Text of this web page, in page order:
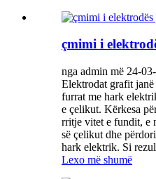
çmimi i
nga admin më 24-
Elektrodat grafit
furrat me hark
e çelikut. Kërkesa
rritje vitet e fundit, e
së çelikut dhe
hark elektrik. Si
Lexo më shumë